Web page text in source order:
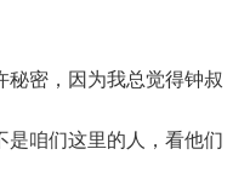
密，因为我总觉得钟叔
是咱们这里的人，看他们